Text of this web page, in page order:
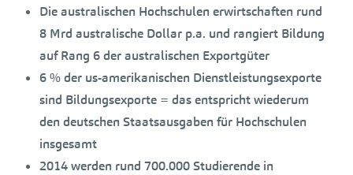
Die australischen Hochschulen erwirtschaften rund
8 Mrd australische Dollar p.a. und rangiert Bildung
auf Rang 6 der australischen Exportgüter
6 % der us-amerikanischen Dienstleistungsexporte
sind Bildungsexporte = das entspricht wiederum
den deutschen Staatsausgaben für Hochschulen
insgesamt
2014 werden rund 700.000 Studierende in